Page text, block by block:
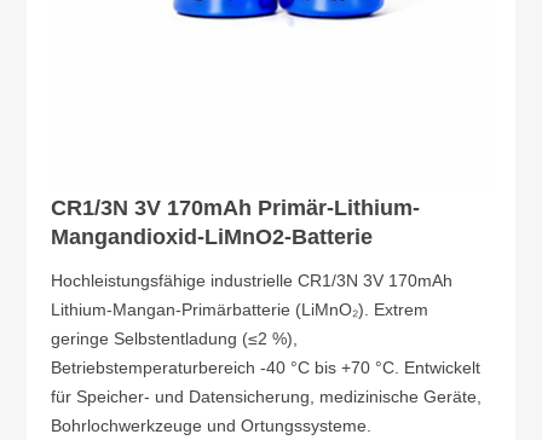
CR1/3N 3V 170mAh Primär-Lithium-
Mangandioxid-LiMnO2-Batterie
Hochleistungsfähige industrielle CR1/3N 3V 170mAh
Lithium-Mangan-Primärbatterie (LiMnO₂). Extrem
geringe Selbstentladung (≤2 %),
Betriebstemperaturbereich -40 °C bis +70 °C. Entwickelt
für Speicher- und Datensicherung, medizinische Geräte,
Bohrlochwerkzeuge und Ortungssysteme.